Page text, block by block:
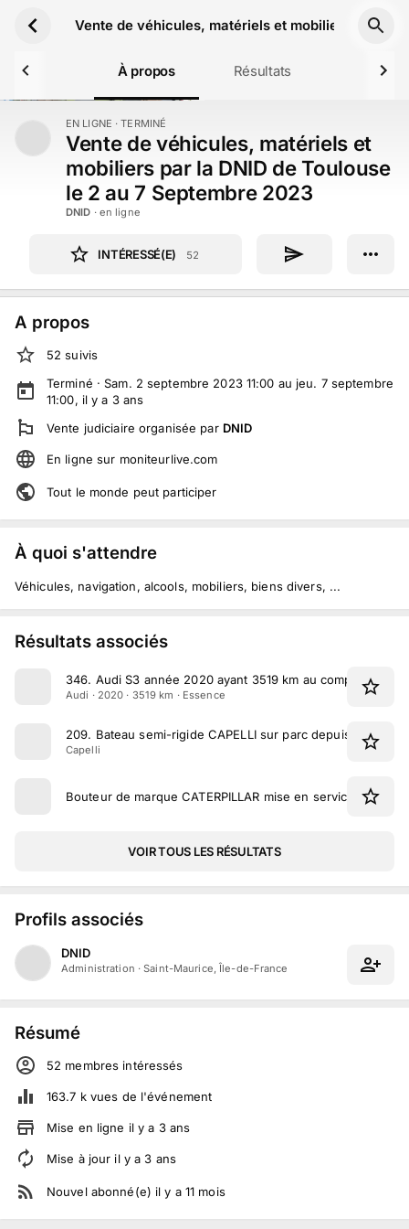
Vente de véhicules, matériels et mobiliers par la
À propos Résultats
EN LIGNE · TERMINÉ
Vente de véhicules, matériels et
mobiliers par la DNID de Toulouse
le 2 au 7 Septembre 2023
DNID · en ligne
INTÉRESSÉ(E) 52
A propos
52 suivis
Terminé ·Sam. 2 septembre 2023 11:00 au jeu. 7 septembre
11:00, il y a 3 ans
Vente judiciaire organisée par DNID
En ligne sur moniteurlive.com
Tout le monde peut participer
À quoi s'attendre
Véhicules, navigation, alcools, mobiliers, biens divers, ...
Résultats associés
346. Audi S3 année 2020 ayant 3519 km au compteur
Audi · 2020 · 3519 km · Essence
209. Bateau semi-rigide CAPELLI sur parc depuis le 10/02/
Capelli
Bouteur de marque CATERPILLAR mise en service en 1980
VOIR TOUS LES RÉSULTATS
Profils associés
DNID
Administration ·Saint-Maurice, Île-de-France
Résumé
52 membres intéressés
163.7 kvues de l'événement
Mise en ligne il y a 3 ans
Mise à jour il y a 3 ans
Nouvel abonné(e) il y a 11 mois